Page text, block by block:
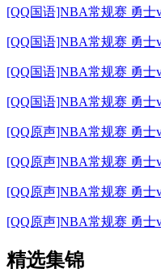
[QQ国语]NBA常规赛 勇士
[QQ国语]NBA常规赛 勇士
[QQ国语]NBA常规赛 勇士
[QQ国语]NBA常规赛 勇士
[QQ原声]NBA常规赛 勇士
[QQ原声]NBA常规赛 勇士
[QQ原声]NBA常规赛 勇士
[QQ原声]NBA常规赛 勇士
精选集锦